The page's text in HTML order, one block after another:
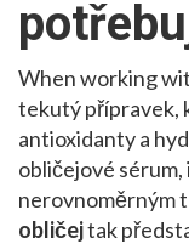
When working
tekutý přípravek,
antioxidanty a
obličejové sérum,
nerovnoměrným
obličejtak